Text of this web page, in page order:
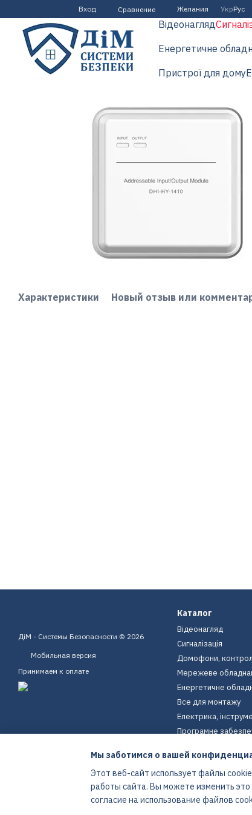
Перейти к основному контенту
Вход Сравнение Желания УкрРус
Відеонагляд
Енергетичне
Пристрої для дому
Характеристики Новый отзыв или
ДіМ - Системы Безопасности © 2026
Мобильная версия
Принимаем к оплате
Интернет-магазин создан с Хорошоп
Каталог
Відеонагляд
Сигналізація
Домофони,
Мережеве
Енергетичне
Все для монтажу
Електрика,
Програмне
Екіпірування
Енергетичне
Мы заботимся о вашей
Этот веб-сайт использует файлы
работы сайта. Вы можете изменить это
согласие на использование файлов